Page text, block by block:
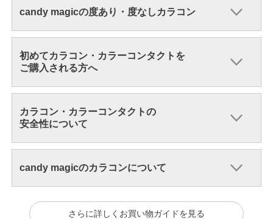
candy magicの度あり・度なしカラコン
初めてカラコン・カラーコンタクトを
ご購入される方へ
カラコン・カラーコンタクトの
安全性について
candy magicのカラコンについて
さらに詳しくお買い物ガイドを見る